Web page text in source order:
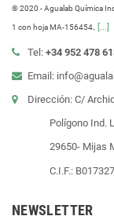
® 2020 - Agualab Química
1 con hoja MA-156454. [...]
Tel: +34 952 478
Email:
Dirección: C/
Polígono Ind. La
29650- Mijas
C.I.F.:
NEWSLETTER